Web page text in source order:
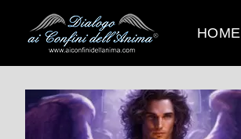
contenuto
HOME